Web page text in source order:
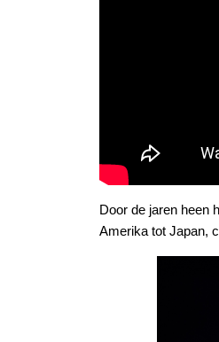
Door de jaren heen
Amerika tot Japan,